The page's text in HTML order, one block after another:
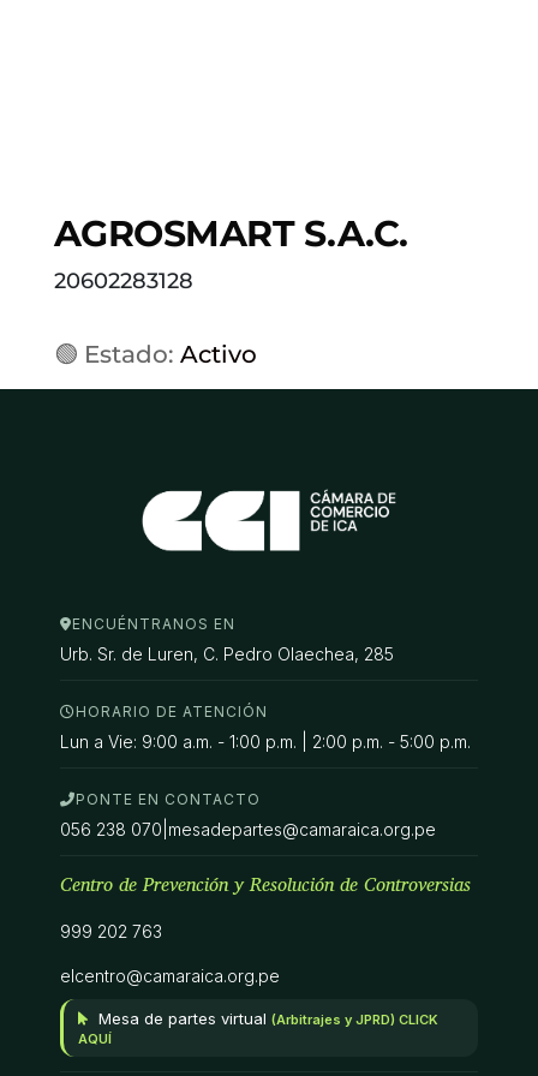
AGROSMART S.A.C.
20602283128
🟢 Estado: Activo
ENCUÉNTRANOS EN
Urb. Sr. de Luren, C. Pedro Olaechea, 285
HORARIO DE ATENCIÓN
Lun a Vie: 9:00 a.m. - 1:00 p.m. | 2:00 p.m. - 5:00 p.m.
PONTE EN CONTACTO
056 238 070 mesadepartes@camaraica.org.pe
Centro de Prevención y Resolución de Controversias
999 202 763
elcentro@camaraica.org.pe
Mesa de partes virtual (Arbitrajes y JPRD) CLICK
AQUÍ